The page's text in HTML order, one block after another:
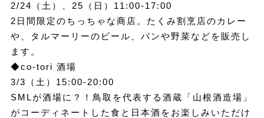
2/24（土）、25（日）11:00-17:00
2日間限定のちっちゃな商店。たくみ割烹店のカレー
や、タルマーリーのビール、パンや野菜などを販売し
ます。
◆co-tori 酒場
3/3（土）15:00-20:00
SMLが酒場に？！鳥取を代表する酒蔵「山根酒造場」
がコーディネートした食と日本酒をお楽しみいただけ